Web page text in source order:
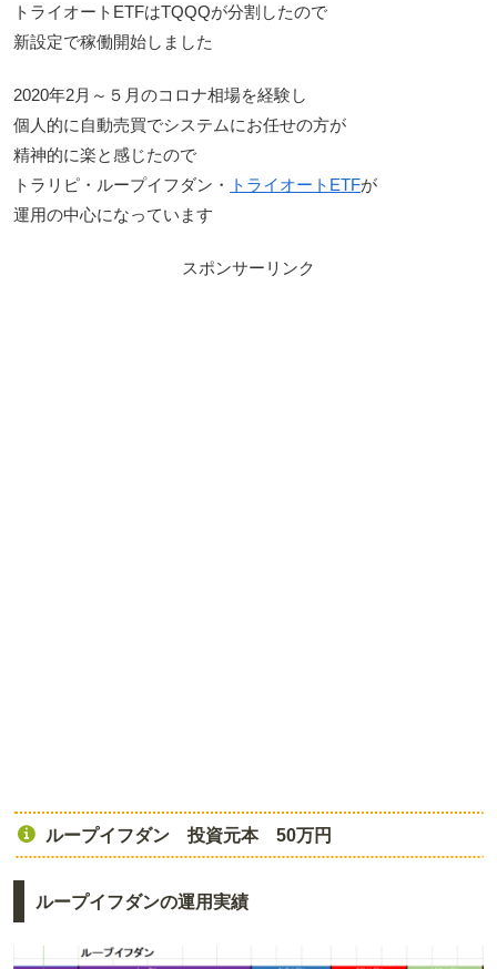
トライオートETFはTQQQが分割したので
新設定で稼働開始しました
2020年2月～５月のコロナ相場を経験し
個人的に自動売買でシステムにお任せの方が
精神的に楽と感じたので
トラリピ・ループイフダン・
トライオートETFが
運用の中心になっています
スポンサーリンク
ループイフダン 投資元本 50万円
ループイフダンの運用実績